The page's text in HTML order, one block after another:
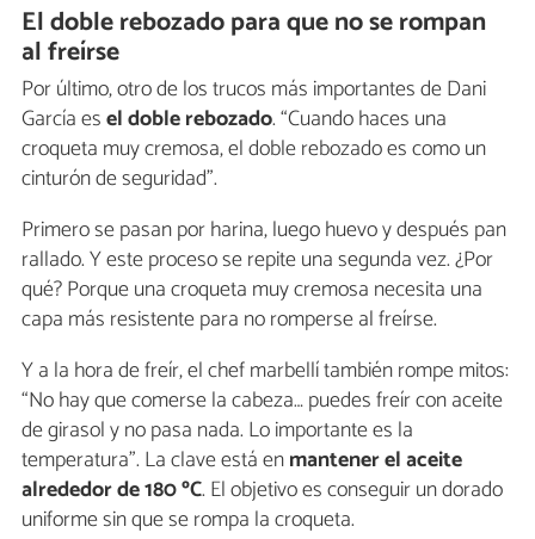
El doble rebozado para que no se rompan
al freírse
Por último, otro de los trucos más importantes de Dani
García esel doble rebozado. “Cuando haces una
croqueta muy cremosa, el doble rebozado es como un
cinturón de seguridad”.
Primero se pasan por harina, luego huevo y después pan
rallado. Y este proceso se repite una segunda vez. ¿Por
qué? Porque una croqueta muy cremosa necesita una
capa más resistente para no romperse al freírse.
Y a la hora de freír, el chef marbellí también rompe mitos:
“No hay que comerse la cabeza… puedes freír con aceite
de girasol y no pasa nada. Lo importante es la
temperatura”. La clave está enmantener el aceite
alrededor de 180 ºC. El objetivo es conseguir un dorado
uniforme sin que se rompa la croqueta.